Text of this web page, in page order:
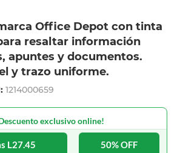
Office Depot con tinta
resaltar información
apuntes y documentos.
y trazo uniforme.
1214000659
exclusivo online!
L27.45 50% OFF